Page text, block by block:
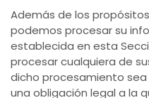
Además de los
podemos procesar su
establecida en esta
procesar cualquiera de
dicho procesamiento
una obligación legal a la